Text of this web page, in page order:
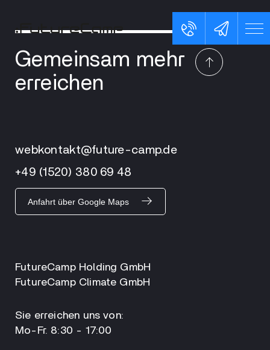
Gemeinsam mehr
erreichen
webkontakt@future-camp.de
+49 (1520) 380 69 48
Anfahrt über Google Maps
FutureCamp Holding GmbH
FutureCamp Climate GmbH
Sie erreichen uns von:
Mo-Fr. 8:30 - 17:00